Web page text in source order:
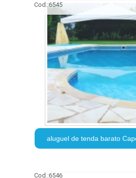
Cod.:6545
aluguel de tenda barato
Cod.:6546